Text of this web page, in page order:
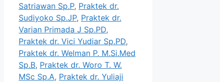
Satriawan Sp.P, Praktek dr.
Sudiyoko Sp.JP, Praktek dr.
Varian Primada J Sp.PD,
Praktek dr. Vici Yudiar Sp.PD,
Praktek dr. Welman P. M.Si.Med
Sp.B, Praktek dr. Woro T. W.
MSc Sp.A, Praktek dr. Yuliaji